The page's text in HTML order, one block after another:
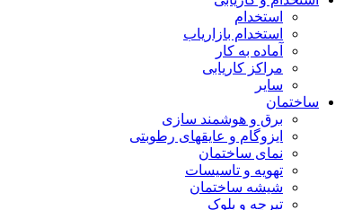
استخدام
استخدام بازاریاب
آماده به کار
مراکز کاریابی
سایر
ساختمان
برق و هوشمند سازی
ایزوگام و عایقهای رطوبتی
نمای ساختمان
تهویه و تاسیسات
شیشه ساختمان
تیرچه و بلوک